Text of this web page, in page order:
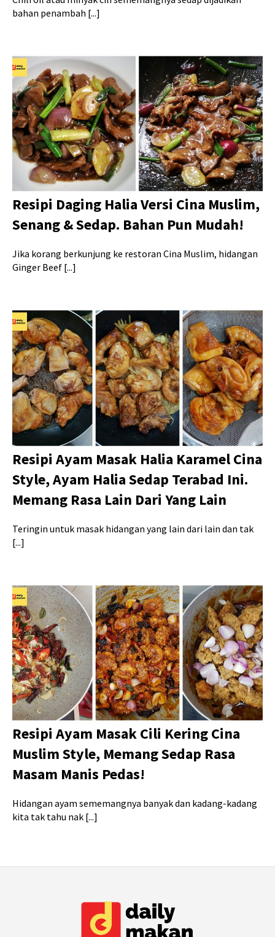
bahan penambah [...]
Resipi Daging Halia Versi Cina Muslim,
Senang & Sedap. Bahan Pun Mudah!
Jika korang berkunjung ke restoran Cina Muslim, hidangan
Ginger Beef [...]
Resipi Ayam Masak Halia Karamel Cina
Style, Ayam Halia Sedap Terabad Ini.
Memang Rasa Lain Dari Yang Lain
Teringin untuk masak hidangan yang lain dari lain dan tak
[...]
Resipi Ayam Masak Cili Kering Cina
Muslim Style, Memang Sedap Rasa
Masam Manis Pedas!
Hidangan ayam sememangnya banyak dan kadang-kadang
kita tak tahu nak [...]